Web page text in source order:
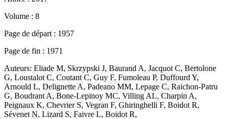
Volume : 8
Page de départ : 1957
Page de fin : 1971
Auteurs: Eliade M, Skrzypski J, Baurand A, Jacquot C, Bertolone
G, Loustalot C, Coutant C, Guy F, Fumoleau P, Duffourd Y,
Arnould L, Delignette A, Padeano MM, Lepage C, Raichon-Patru
G, Boudrant A, Bone-Lepinoy MC, Villing AL, Charpin A,
Peignaux K, Chevrier S, Vegran F, Ghiringhelli F, Boidot R,
Sévenet N, Lizard S, Faivre L, Boidot R,